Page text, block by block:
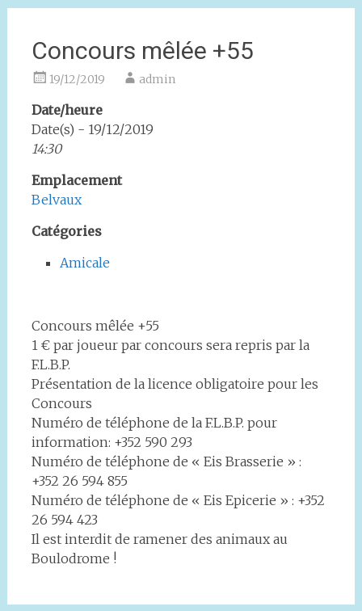
Concours mêlée +55
19/12/2019 admin
Date/heure
Date(s) - 19/12/2019
14:30
Emplacement
Belvaux
Catégories
Amicale
Concours mêlée +55
1 € par joueur par concours sera repris par la
F.L.B.P.
Présentation de la licence obligatoire pour les
Concours
Numéro de téléphone de la F.L.B.P. pour
information: +352 590 293
Numéro de téléphone de « Eis Brasserie » :
+352 26 594 855
Numéro de téléphone de « Eis Epicerie » : +352
26 594 423
Il est interdit de ramener des animaux au
Boulodrome !